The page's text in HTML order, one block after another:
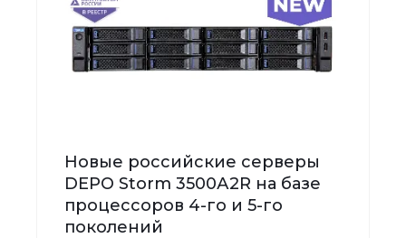
Новые российские серверы
DEPO Storm 3500А2R на базе
процессоров 4-го и 5-го
поколений